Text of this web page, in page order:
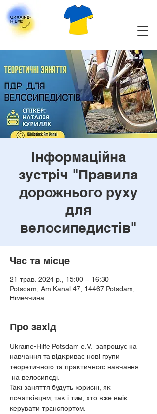
Інформаційна
зустріч "Правила
дорожнього руху
для
велосипедистів"
Час та місце
21 трав. 2024 р., 15:00 – 16:30
Potsdam, Am Kanal 47, 14467 Potsdam,
Німеччина
Про захід
Ukraine-Hilfe Potsdam e.V.  запрошує на
навчання та відкриває нові групи
теоретичного та практичного навчання
на велосипеді.
Такі заняття будуть корисні, як
початківцям, так і тим, хто вже вміє
керувати транспортом.